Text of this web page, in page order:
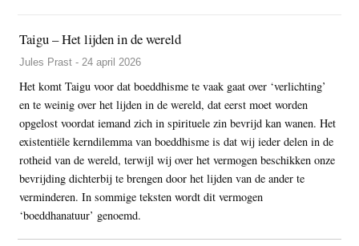
Taigu – Het lijden in de wereld
Jules Prast - 24 april 2026
Het komt Taigu voor dat boeddhisme te vaak gaat over ‘verlichting’
en te weinig over het lijden in de wereld, dat eerst moet worden
opgelost voordat iemand zich in spirituele zin bevrijd kan wanen. Het
existentiële kerndilemma van boeddhisme is dat wij ieder delen in de
rotheid van de wereld, terwijl wij over het vermogen beschikken onze
bevrijding dichterbij te brengen door het lijden van de ander te
verminderen. In sommige teksten wordt dit vermogen
‘boeddhanatuur’ genoemd.